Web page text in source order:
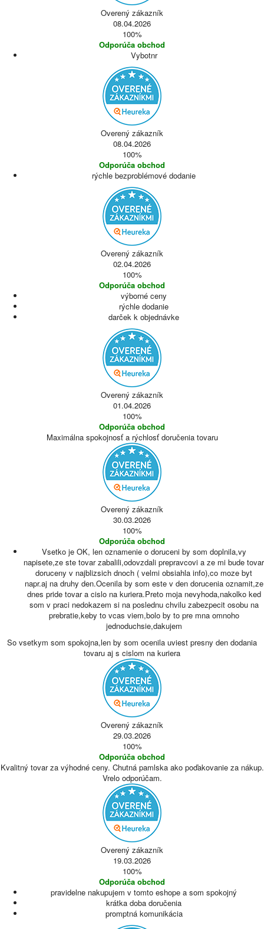
Overený zákazník
08.04.2026
100%
Odporúča obchod
Vybotnr
Overený zákazník
08.04.2026
100%
Odporúča obchod
rýchle bezproblémové dodanie
Overený zákazník
02.04.2026
100%
Odporúča obchod
výborné ceny
rýchle dodanie
darček k objednávke
Overený zákazník
01.04.2026
100%
Odporúča obchod
Maximálna spokojnosť a rýchlosť doručenia tovaru
Overený zákazník
30.03.2026
100%
Odporúča obchod
Vsetko je OK, len oznamenie o doruceni by som doplnila,vy
napisete,ze ste tovar zabalili,odovzdali prepravcovi a ze mi bude tovar
doruceny v najblizsich dnoch ( velmi obsiahla info),co moze byt
napr.aj na druhy den.Ocenila by som este v den dorucenia oznamit,ze
dnes pride tovar a cislo na kuriera.Preto moja nevyhoda,nakolko ked
som v praci nedokazem si na poslednu chvilu zabezpecit osobu na
prebratie,keby to vcas viem,bolo by to pre mna omnoho
jednoduchsie,dakujem
So vsetkym som spokojna,len by som ocenila uviest presny den dodania
tovaru aj s cislom na kuriera
Overený zákazník
29.03.2026
100%
Odporúča obchod
Kvalitný tovar za výhodné ceny. Chutná pamlska ako poďakovanie za nákup.
Vrelo odporúčam.
Overený zákazník
19.03.2026
100%
Odporúča obchod
pravidelne nakupujem v tomto eshope a som spokojný
krátka doba doručenia
promptná komunikácia